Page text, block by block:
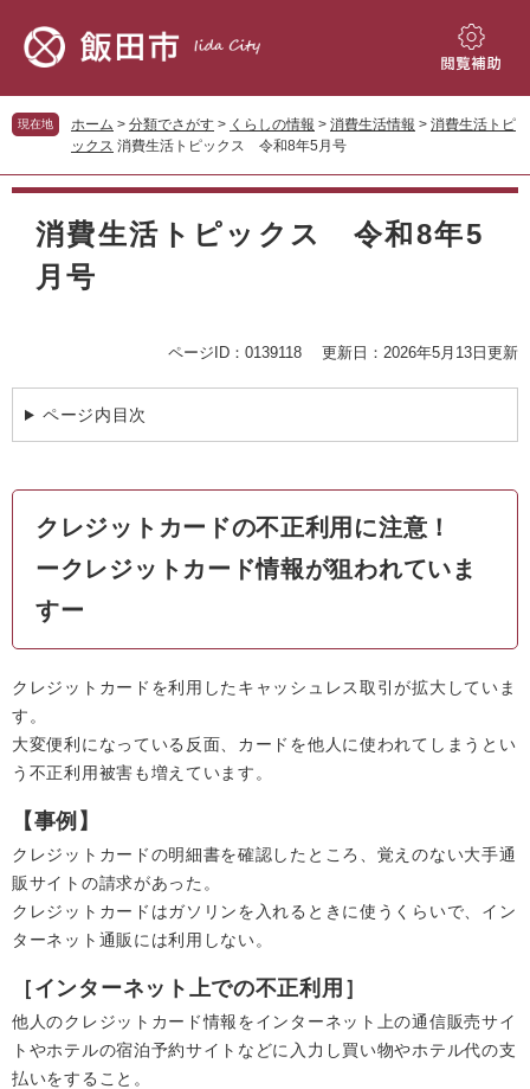
先
頭
す。
を
飛
し
閲
補
現在地 ホーム > 分類でさがす > くらしの情報 > 消費生活情報 > 消費生活トピ
ックス 消費生活トピックス 令和8年5月号
本
消費生活トピックス 令和8年5
月号
ページID：0139118 更新日：2026年5月13日更新
ページ内目次
クレジットカードの不正利用に注意！
ークレジットカード情報が狙われていま
すー
クレジットカードを利用したキャッシュレス取引が拡大していま
す。
大変便利になっている反面、カードを他人に使われてしまうとい
う不正利用被害も増えています。
【事例】
クレジットカードの明細書を確認したところ、覚えのない大手通
販サイトの請求があった。
クレジットカードはガソリンを入れるときに使うくらいで、イン
ターネット通販には利用しない。
［インターネット上での不正利用］
他人のクレジットカード情報をインターネット上の通信販売サイ
トやホテルの宿泊予約サイトなどに入力し買い物やホテル代の支
払いをすること。